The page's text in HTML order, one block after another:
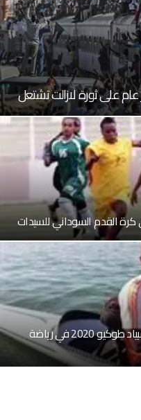
على ثورة لازالت تشتعل
القدم السوداني للسيدات
السوداني عبد العزيز شريف يتأهل لاولمبياد طوكيو 2020 في رياضة